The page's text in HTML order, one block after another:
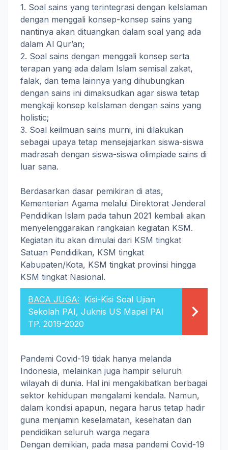
1. Soal sains yang terintegrasi dengan keIslaman
dengan menggali konsep-konsep sains yang
nantinya akan dituangkan dalam soal yang ada
dalam Al Qur’an;
2. Soal sains dengan menggali konsep serta
terapan yang ada dalam Islam semisal zakat,
falak, dan tema lainnya yang dihubungkan
dengan sains ini dimaksudkan agar siswa tetap
mengkaji konsep keIslaman dengan sains yang
holistic;
3. Soal keilmuan sains murni, ini dilakukan
sebagai upaya tetap mensejajarkan siswa-siswa
madrasah dengan siswa-siswa olimpiade sains di
luar sana.
Berdasarkan dasar pemikiran di atas,
Kementerian Agama melalui Direktorat Jenderal
Pendidikan Islam pada tahun 2021 kembali akan
menyelenggarakan rangkaian kegiatan KSM.
Kegiatan itu akan dimulai dari KSM tingkat
Satuan Pendidikan, KSM tingkat
Kabupaten/Kota, KSM tingkat provinsi hingga
KSM tingkat Nasional.
BACA JUGA: Kisi-Kisi Soal Ujian
Sekolah PAI, Juknis US Mapel PAI
TP. 2019-2020
Pandemi Covid-19 tidak hanya melanda
Indonesia, melainkan juga hampir seluruh
wilayah di dunia. Hal ini mengakibatkan berbagai
sektor kehidupan mengalami kendala. Namun,
dalam kondisi apapun, negara harus tetap hadir
guna menjamin keselamatan, kesehatan dan
pendidikan seluruh warga negara
Dengan demikian, pada masa pandemi Covid-19